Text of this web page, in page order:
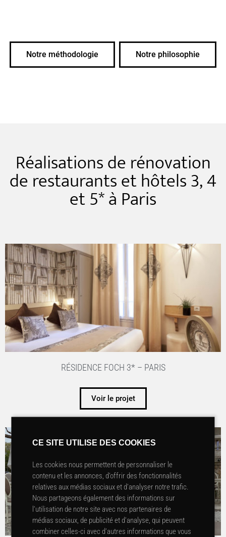
Notre méthodologie Notre philosophie
Réalisations de rénovation
de restaurants et hôtels 3, 4
et 5* à Paris
RÉSIDENCE FOCH 3* – PARIS
Voir le projet
CE SITE UTILISE DES COOKIES
Les cookies nous permettent de personnaliser le
contenu et les annonces, d’offrir des fonctionnalités
relatives aux médias sociaux et d’analyser notre trafic.
Nous partageons également des informations sur
l’utilisation de notre site avec nos partenaires de
médias sociaux, de publicité et d’analyse, qui peuvent
combiner celles-ci avec d’autres informations que vous